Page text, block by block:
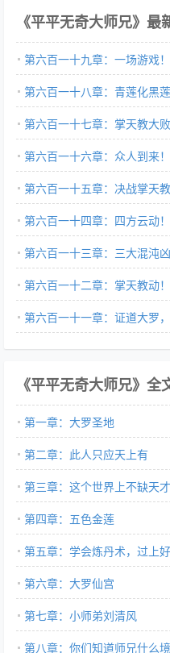
《平平无奇大师兄》最
第六百一十九章：一场游戏！
第六百一十八章：青莲化黑莲
第六百一十七章：掌天教大
第六百一十六章：众人到来
第六百一十五章：决战掌天
第六百一十四章：四方云动
第六百一十三章：三大混沌
第六百一十二章：掌天教动
第六百一十一章：证道大罗，
《平平无奇大师兄》全
第一章：大罗圣地
第二章：此人只应天上有
第三章：这个世界上不缺天才
第四章：五色金莲
第五章：学会炼丹术，过上
第六章：大罗仙宫
第七章：小师弟刘清风
第八章：你们知道师兄什么境